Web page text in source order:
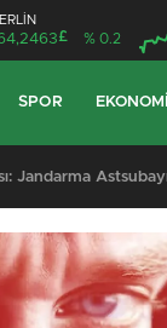
£ % 0.2
SPOR EKONOMI
Jandarma